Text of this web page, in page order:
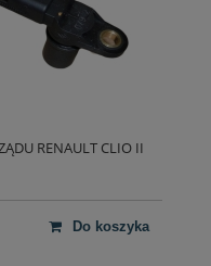
RENAULT CLIO II
do koszyka